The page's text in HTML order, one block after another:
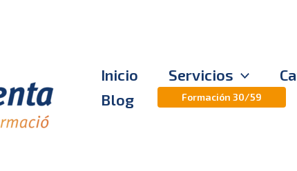
Inicio Servicios
Blog
Formación 30/59